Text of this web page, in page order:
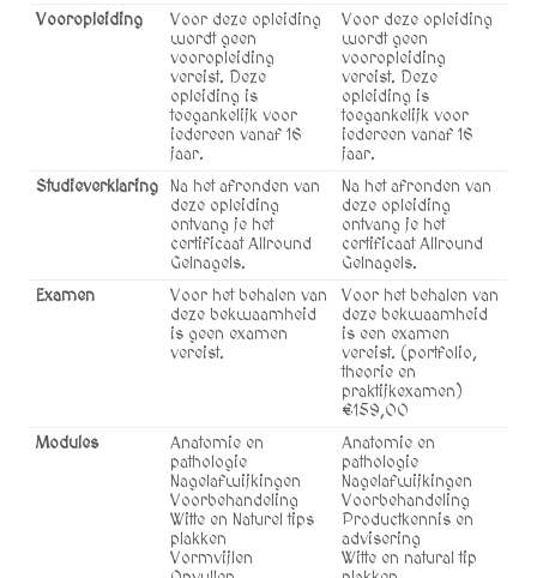
Vooropleiding
Voor deze opleiding
wordt geen
vooropleiding
vereist. Deze
opleiding is
toegankelijk voor
iedereen vanaf 16
jaar.
Voor deze opleiding
wordt geen
vooropleiding
vereist. Deze
opleiding is
toegankelijk voor
iedereen vanaf 16
jaar.
Studieverklaring
Na het afronden van
deze opleiding
ontvang je het
certificaat Allround
Gelnagels.
Na het afronden van
deze opleiding
ontvang je het
certificaat Allround
Gelnagels.
Examen
Voor het behalen van
deze bekwaamheid
is geen examen
vereist.
Voor het behalen van
deze bekwaamheid
is een examen
vereist. (portfolio,
theorie en
praktijkexamen)
€159,00
Modules
Anatomie en
pathologie
Nagelafwijkingen
Voorbehandeling
Witte en Naturel tips
plakken
Vormvijlen
Anatomie en
pathologie
Nagelafwijkingen
Voorbehandeling
Productkennis en
advisering
Witte en natural tip